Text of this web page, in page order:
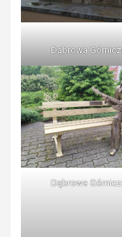
Dąbrowa
Dąbrowa